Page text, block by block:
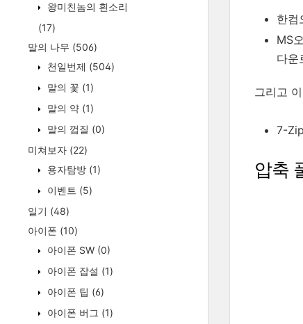
왕미친놈의 흰소리
(17)
말의 나무 (506)
천일번제 (504)
말의 꽃 (1)
말의 약 (1)
말의 껍질 (0)
미쳐보자 (22)
용자탐방 (1)
이벤트 (5)
일기 (48)
아이폰 (10)
아이폰 SW (0)
아이폰 잡설 (1)
아이폰 팁 (6)
아이폰 버그 (1)
한컴
MS
다운
그리고
7-
압축